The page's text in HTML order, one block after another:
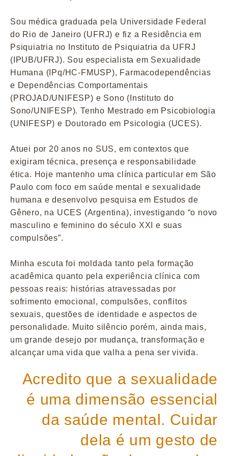
Sou médica graduada pela Universidade Federal
do Rio de Janeiro (UFRJ) e fiz a Residência em
Psiquiatria no Instituto de Psiquiatria da UFRJ
(IPUB/UFRJ). Sou especialista em Sexualidade
Humana (IPq/HC-FMUSP), Farmacodependências
e Dependências Comportamentais
(PROJAD/UNIFESP) e Sono (Instituto do
Sono/UNIFESP). Tenho Mestrado em Psicobiologia
(UNIFESP) e Doutorado em Psicologia (UCES).
Atuei por 20 anos no SUS, em contextos que
exigiram técnica, presença e responsabilidade
ética. Hoje mantenho uma clínica particular em São
Paulo com foco em saúde mental e sexualidade
humana e desenvolvo pesquisa em Estudos de
Gênero, na UCES (Argentina), investigando “o novo
masculino e feminino do século XXI e suas
compulsões”.
Minha escuta foi moldada tanto pela formação
acadêmica quanto pela experiência clínica com
pessoas reais: histórias atravessadas por
sofrimento emocional, compulsões, conflitos
sexuais, questões de identidade e aspectos de
personalidade. Muito silêncio porém, ainda mais,
um grande desejo por mudança, transformação e
alcançar uma vida que valha a pena ser vivida.
Acredito que a sexualidade
é uma dimensão essencial
da saúde mental. Cuidar
dela é um gesto de